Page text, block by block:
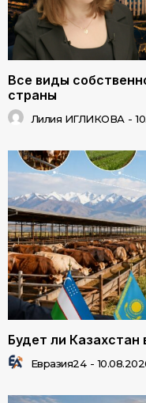
Все виды
страны
Лилия ИГЛИКОВА -
Будет ли Казахстан
Евразия24 -